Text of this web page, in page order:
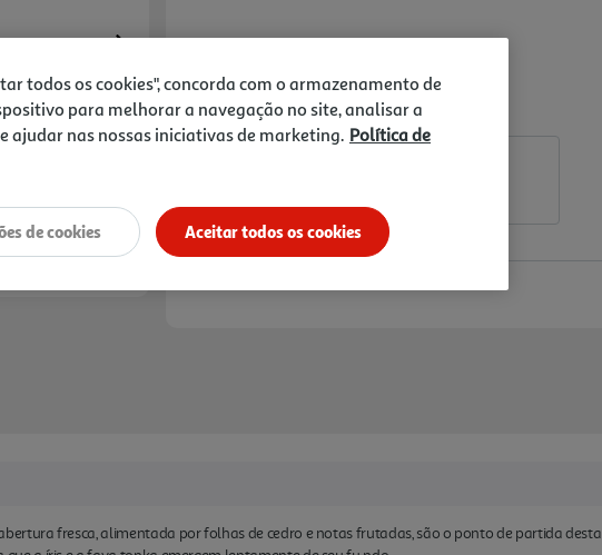
Notas de preparação
fresca, alimentada por folhas de cedro e notas frutadas, são o ponto de partida desta
todos os cookies", concorda com o armazenamento de
para melhorar a navegação no site, analisar a
ajudar nas nossas iniciativas de marketing. Política de
Aceitar todos os cookies
de cookies